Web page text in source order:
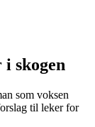
skogen
som voksen
til leker for